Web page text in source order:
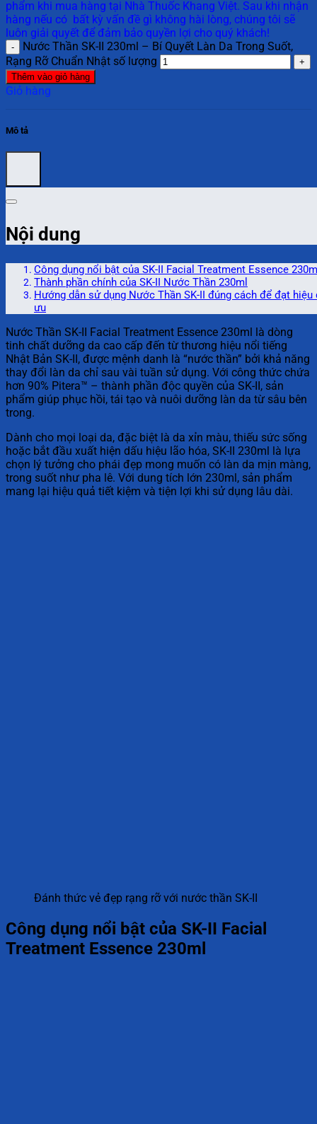
phẩm khi mua hàng tại Nhà Thuốc Khang Việt. Sau khi nhận
hàng nếu có bất kỳ vấn đề gì không hài lòng, chúng tôi sẽ
luôn giải quyết để đảm bảo quyền lợi cho quý khách!
Nước Thần SK-II 230ml – Bí Quyết Làn Da Trong Suốt,
Rạng Rỡ Chuẩn Nhật số lượng
Thêm vào giỏ hàng
Giỏ hàng
Mô tả
Nội dung
Công dụng nổi bật của SK-II Facial Treatment Essence
Thành phần chính của SK-II Nước Thần 230ml
Hướng dẫn sử dụng Nước Thần SK-II đúng cách để đạt hiệu
ưu
Nước Thần SK-II Facial Treatment Essence 230ml là dòng
tinh chất dưỡng da cao cấp đến từ thương hiệu nổi tiếng
Nhật Bản SK-II, được mệnh danh là “nước thần” bởi khả năng
thay đổi làn da chỉ sau vài tuần sử dụng. Với công thức chứa
hơn 90% Pitera™ – thành phần độc quyền của SK-II, sản
phẩm giúp phục hồi, tái tạo và nuôi dưỡng làn da từ sâu bên
trong.
Dành cho mọi loại da, đặc biệt là da xỉn màu, thiếu sức sống
hoặc bắt đầu xuất hiện dấu hiệu lão hóa, SK-II 230ml là lựa
chọn lý tưởng cho phái đẹp mong muốn có làn da mịn màng,
trong suốt như pha lê. Với dung tích lớn 230ml, sản phẩm
mang lại hiệu quả tiết kiệm và tiện lợi khi sử dụng lâu dài.
Đánh thức vẻ đẹp rạng rỡ với nước thần SK-II
Công dụng nổi bật của SK-II Facial
Treatment Essence 230ml